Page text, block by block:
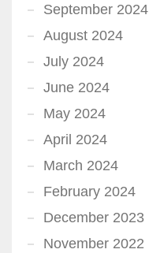
September 2024
August 2024
July 2024
June 2024
May 2024
April 2024
March 2024
February 2024
December 2023
November 2022